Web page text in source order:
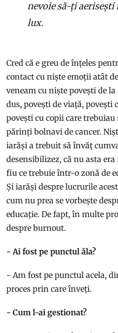
nevoie să-ți aerisești
lux.
Cred că e greu de înțeles
contact cu niște emoții atât
veneam cu niște povești de
dus, povești de viață,
povești cu copii care trebuiau
părinți bolnavi de cancer.
iarăși a trebuit să învăț
desensibilizez, că nu asta era
fiu ce trebuie într-o zonă de
Și iarăși despre lucrurile
cum nu prea se vorbește
educație. De fapt, în multe
despre burnout.
- Ai fost pe punctul ăla?
- Am fost pe punctul acela,
proces prin care înveți.
- Cum l-ai gestionat?